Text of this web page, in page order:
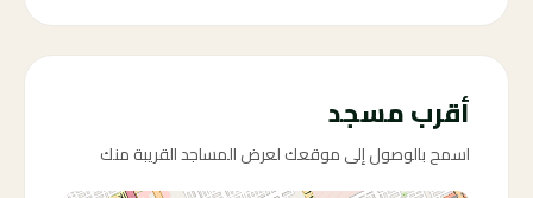
أقرب مسجد
اسمح بالوصول إلى موقعك لعرض المساجد القريبة منك